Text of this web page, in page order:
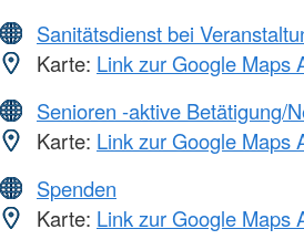
Sanitätsdienst bei
Karte: Link zur Google Maps
Senioren -aktive Betätigung/
Karte: Link zur Google Maps
Spenden
Karte: Link zur Google Maps